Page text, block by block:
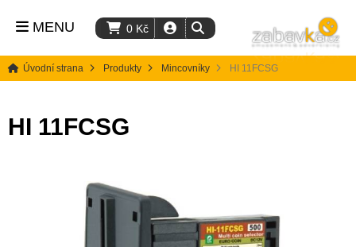
0 Kč
MENU
Úvodní strana Produkty Mincovníky HI 11FCSG
HI 11FCSG